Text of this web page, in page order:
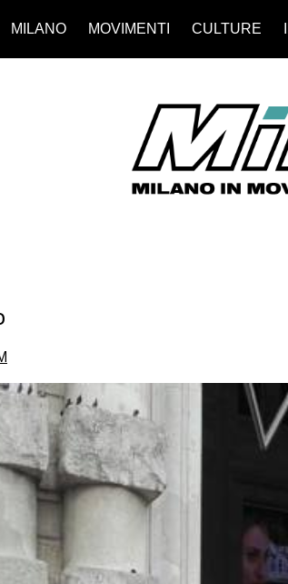
MILANO MOVIMENTI CULTURE